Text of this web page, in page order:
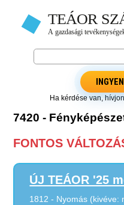
Ha kérdése van,
7420 -
FONTOS
ÚJ TEÁOR '25
1812 - Nyomás (kivéve: